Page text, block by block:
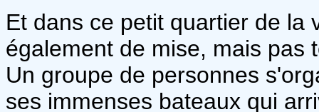
Et dans ce petit quartier de la
également de mise, mais pas
Un groupe de personnes
ses immenses bateaux qui